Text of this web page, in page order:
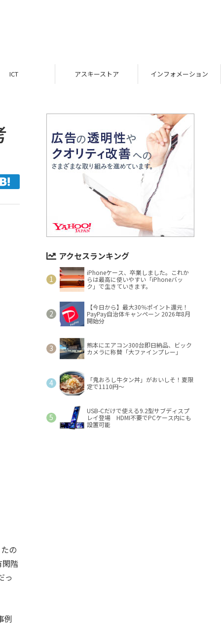
ICT アスキーストア インフォメーション
の
階
っ
例
アクセスランキング
iPhoneケース、卒業しました。これか
らは最高に使いやすい「iPhoneバッ
ク」で生きていきます。
【今日から】最大30％ポイント還元！
PayPay自治体キャンペーン 2026年8月
開始分
熊本にエアコン300台即日納品、ビック
カメラに称賛「大ファインプレー」
「鬼おろし牛タン丼」がおいしそ！夏限
定で1110円～
USB-Cだけで使える9.2型サブディスプ
レイ登場 HDMI不要でPCケース内にも
設置可能